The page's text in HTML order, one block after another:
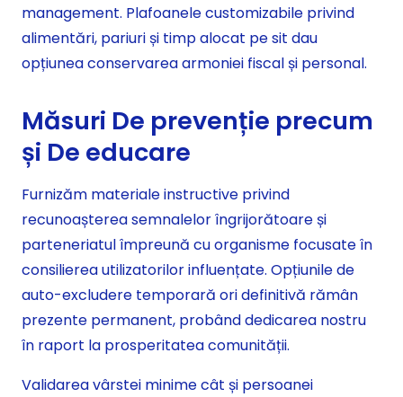
management. Plafoanele customizabile privind
alimentări, pariuri și timp alocat pe sit dau
opțiunea conservarea armoniei fiscal și personal.
Măsuri De prevenție precum
și De educare
Furnizăm materiale instructive privind
recunoașterea semnalelor îngrijorătoare și
parteneriatul împreună cu organisme focusate în
consilierea utilizatorilor influențate. Opțiunile de
auto-excludere temporară ori definitivă rămân
prezente permanent, probând dedicarea nostru
în raport la prosperitatea comunității.
Validarea vârstei minime cât și persoanei